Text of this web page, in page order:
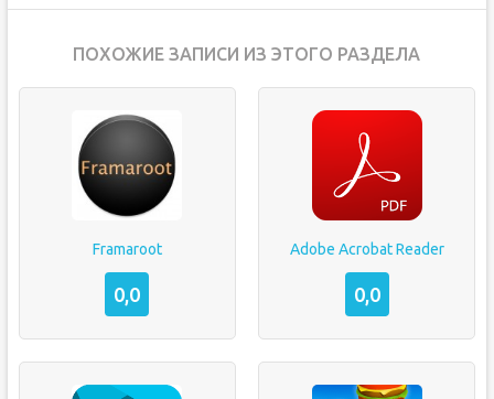
ПОХОЖИЕ ЗАПИСИ ИЗ ЭТОГО РАЗДЕЛА
Framaroot
0,0
Adobe Acrobat Reader
0,0